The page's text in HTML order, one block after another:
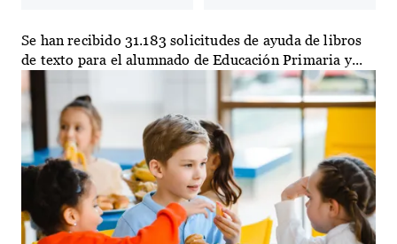
Se han recibido 31.183 solicitudes de ayuda de libros
de texto para el alumnado de Educación Primaria y...